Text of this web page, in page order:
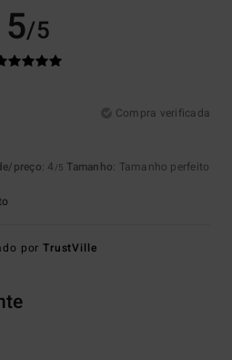
5/5
Compra verificada
preço: 4 /5 Tamanho: Tamanho perfeito
porTrustVille